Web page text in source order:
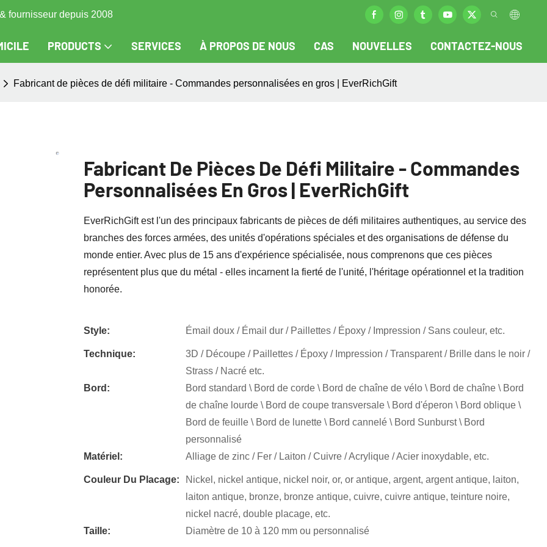
fournisseur depuis 2008
PRODUCTS SERVICES À PROPOS DE NOUS CAS NOUVELLES CONTACTEZ-NOUS
Fabricant de pièces de défi militaire - Commandes personnalisées en gros | EverRichGift
Fabricant De Pièces De Défi Militaire - Commandes
Personnalisées En Gros | EverRichGift
EverRichGift est l'un des principaux fabricants de pièces de défi militaires authentiques, au service des
branches des forces armées, des unités d'opérations spéciales et des organisations de défense du
monde entier. Avec plus de 15 ans d'expérience spécialisée, nous comprenons que ces pièces
représentent plus que du métal - elles incarnent la fierté de l'unité, l'héritage opérationnel et la tradition
honorée.
Style: Émail doux / Émail dur / Paillettes / Époxy / Impression / Sans couleur, etc.
Technique:
3D / Découpe / Paillettes / Époxy / Impression / Transparent / Brille dans le noir /
Strass / Nacré etc.
Bord:
Bord standard \ Bord de corde \ Bord de chaîne de vélo \ Bord de chaîne \ Bord
de chaîne lourde \ Bord de coupe transversale \ Bord d'éperon \ Bord oblique \
Bord de feuille \ Bord de lunette \ Bord cannelé \ Bord Sunburst \ Bord
personnalisé
Matériel:
Alliage de zinc / Fer / Laiton / Cuivre / Acrylique / Acier inoxydable, etc.
Couleur Du Placage:
Nickel, nickel antique, nickel noir, or, or antique, argent, argent antique, laiton,
laiton antique, bronze, bronze antique, cuivre, cuivre antique, teinture noire,
nickel nacré, double placage, etc.
Taille:
Diamètre de 10 à 120 mm ou personnalisé